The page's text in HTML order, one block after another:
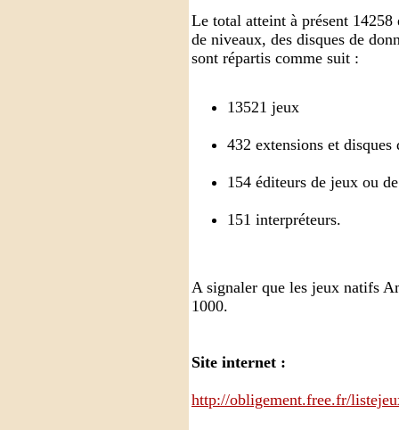
Le total atteint à présent 14258
de niveaux, des disques de
sont répartis comme suit :
13521 jeux
432 extensions et disques
154 éditeurs de jeux ou
151 interpréteurs.
A signaler que les jeux natifs
1000.
Site internet :
http://obligement.free.fr/